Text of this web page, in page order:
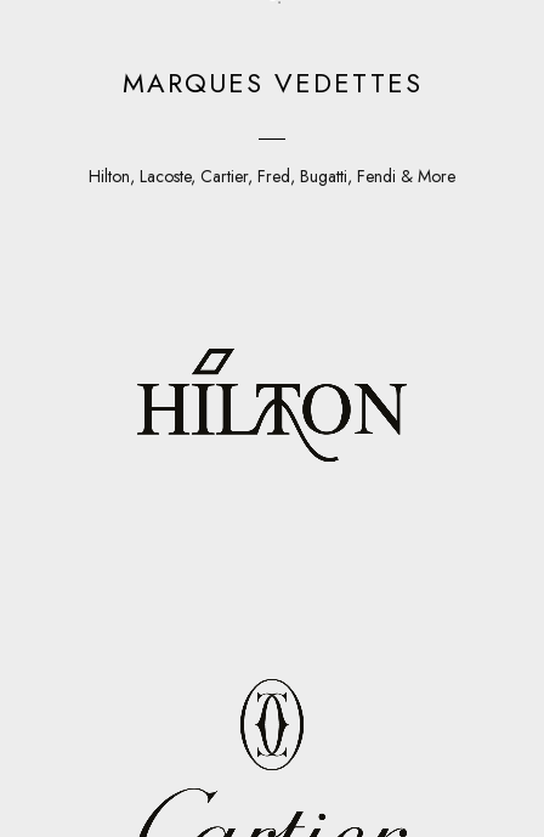
MARQUES VEDETTES
Hilton, Lacoste, Cartier, Fred, Bugatti, Fendi & More